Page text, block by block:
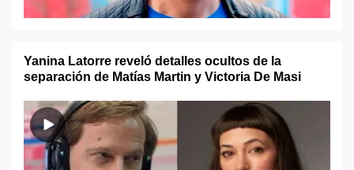
Yanina Latorre reveló detalles ocultos de la
separación de Matías Martin y Victoria De Masi